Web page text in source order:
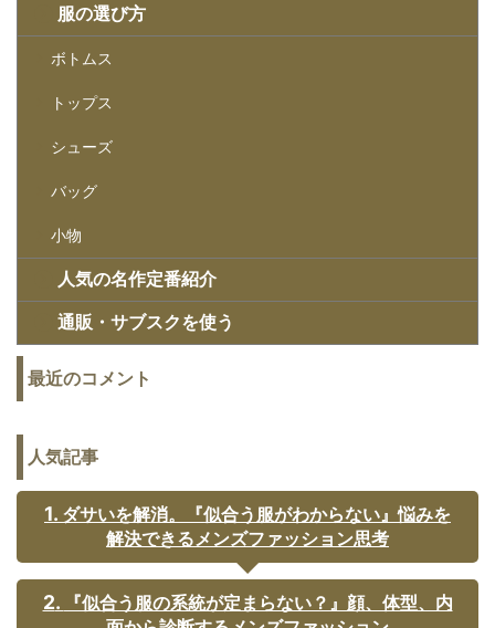
服の選び方
ボトムス
トップス
シューズ
バッグ
小物
人気の名作定番紹介
通販・サブスクを使う
最近のコメント
人気記事
ダサいを解消。『似合う服がわからない』悩みを
解決できるメンズファッション思考
『似合う服の系統が定まらない？』顔、体型、内